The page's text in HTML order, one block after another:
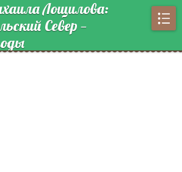
Лощилова:
Север —